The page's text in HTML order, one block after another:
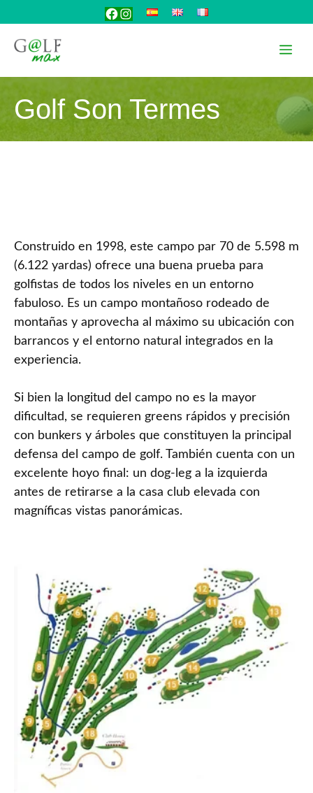
al
contenido
Facebook
Instagram
Golf Son Termes
Construido en 1998, este campo par 70 de 5.598 m
(6.122 yardas) ofrece una buena prueba para
golfistas de todos los niveles en un entorno
fabuloso. Es un campo montañoso rodeado de
montañas y aprovecha al máximo su ubicación con
barrancos y el entorno natural integrados en la
experiencia.
Si bien la longitud del campo no es la mayor
dificultad, se requieren greens rápidos y precisión
con bunkers y árboles que constituyen la principal
defensa del campo de golf. También cuenta con un
excelente hoyo final: un dog-leg a la izquierda
antes de retirarse a la casa club elevada con
magníficas vistas panorámicas.